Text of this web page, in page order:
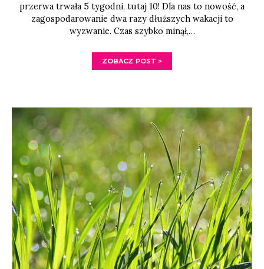
przerwa trwała 5 tygodni, tutaj 10! Dla nas to nowość, a
zagospodarowanie dwa razy dłuższych wakacji to
wyzwanie. Czas szybko minął,…
ZOBACZ POST >